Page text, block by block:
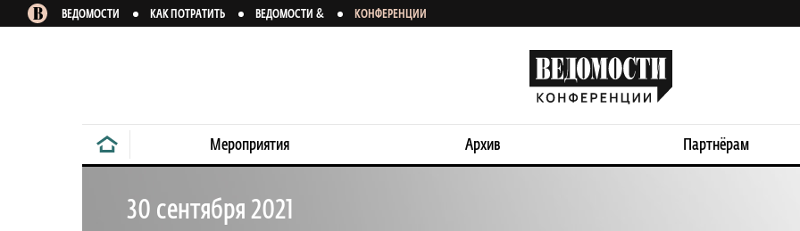
ВЕДОМОСТИ КАК ПОТРАТИТЬ ВЕДОМОСТИ & КОНФЕРЕНЦИИ
Мероприятия Архив Партнёрам
30 сентября 2021